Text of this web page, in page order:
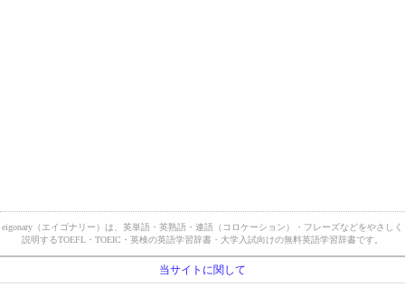
eigonary（エイゴナリー）は、英単語・英熟語・連語（コロケーション）・フレーズなどをやさしく
説明するTOEFL・TOEIC・英検の英語学習辞書・大学入試向けの無料英語学習辞書です。
当サイトに関して